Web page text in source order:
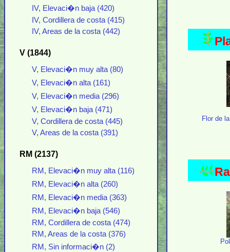
IV, Elevaci�n baja (420)
IV, Cordillera de costa (415)
IV, Areas de la costa (442)
V (1844)
V, Elevaci�n muy alta (80)
V, Elevaci�n alta (161)
V, Elevaci�n media (296)
V, Elevaci�n baja (471)
V, Cordillera de costa (445)
V, Areas de la costa (391)
RM (2137)
RM, Elevaci�n muy alta (116)
RM, Elevaci�n alta (260)
RM, Elevaci�n media (363)
RM, Elevaci�n baja (546)
RM, Cordillera de costa (474)
RM, Areas de la costa (376)
RM, Sin informaci�n (2)
Flor de